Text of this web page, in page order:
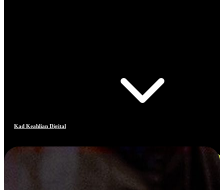
Kad Keahlian Digital